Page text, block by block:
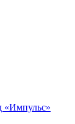
«Импульс»